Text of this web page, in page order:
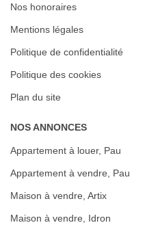
Nos honoraires
Mentions légales
Politique de confidentialité
Politique des cookies
Plan du site
NOS ANNONCES
Appartement à louer, Pau
Appartement à vendre, Pau
Maison à vendre, Artix
Maison à vendre, Idron